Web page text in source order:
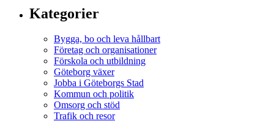
Kategorier
Bygga, bo och leva hållbart
Företag och organisationer
Förskola och utbildning
Göteborg växer
Jobba i Göteborgs Stad
Kommun och politik
Omsorg och stöd
Trafik och resor